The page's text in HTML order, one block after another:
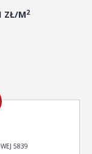
ZŁ/M2
5839